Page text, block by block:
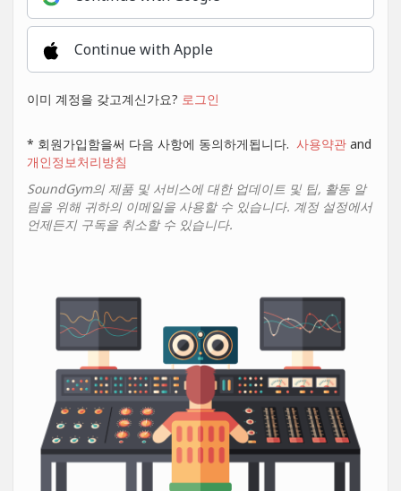
Continue with Apple
이미 계정을 갖고계신가요? 로그인
* 회원가입함을써 다음 사항에 동의하게됩니다. 사용약관 and
개인정보처리방침
SoundGym의 제품 및 서비스에 대한 업데이트 및 팁, 활동 알
림을 위해 귀하의 이메일을 사용할 수 있습니다. 계정 설정에서
언제든지 구독을 취소할 수 있습니다.